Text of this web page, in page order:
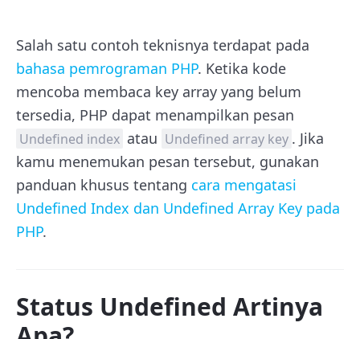
Salah satu contoh teknisnya terdapat pada
bahasa pemrograman PHP. Ketika kode
mencoba membaca key array yang belum
tersedia, PHP dapat menampilkan pesan
Undefined index atau Undefined array key . Jika
kamu menemukan pesan tersebut, gunakan
panduan khusus tentang cara mengatasi
Undefined Index dan Undefined Array Key pada
PHP.
Status Undefined Artinya